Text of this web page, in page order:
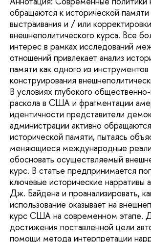
обращаются к исторической
выстраивания и / или корректировки
внешнеполитического курса. Все
интерес в рамках исследований
отношений привлекает анализ
памяти как одного из инструментов
конструирования
В условиях глубокого
раскола в США и фрагментации
идентичности представители
администрации активно
исторической памяти, пытаясь
меняющиеся международные
обосновать осуществляемый
курс. В статье предпринимается
ключевые исторические нарративы
Дж. Байдена и проанализировать,
использование оказывает на
курс США на современном этапе.
достижения поставленной цели
помощи метода интерпретации